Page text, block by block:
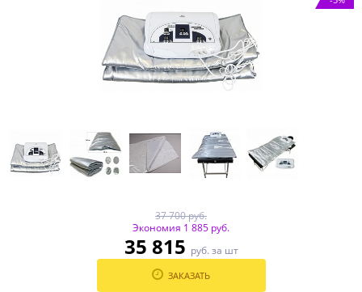
37 700 руб.
Экономия 1 885 руб.
35 815 руб. за шт
ЗАКАЗАТЬ